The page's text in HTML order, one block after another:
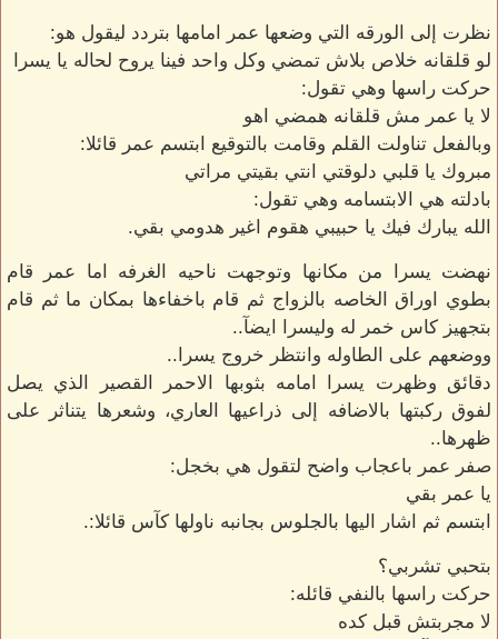
نظرت إلى الورقه التي وضعها عمر امامها بتردد ليقول هو:
لو قلقانه خلاص بلاش تمضي وكل واحد فينا يروح لحاله يا يسرا
حركت راسها وهي تقول:
لا يا عمر مش قلقانه همضي اهو
وبالفعل تناولت القلم وقامت بالتوقيع ابتسم عمر قائلا:
مبروك يا قلبي دلوقتي انتي بقيتي مراتي
بادلته هي الابتسامه وهي تقول:
الله يبارك فيك يا حبيبي هقوم اغير هدومي بقي.
نهضت يسرا من مكانها وتوجهت ناحيه الغرفه اما عمر قام
بطوي اوراق الخاصه بالزواج ثم قام باخفاءها بمكان ما ثم قام
بتجهيز كاس خمر له وليسرا ايضآ..
ووضعهم على الطاوله وانتظر خروج يسرا..
دقائق وظهرت يسرا امامه بثوبها الاحمر القصير الذي يصل
لفوق ركبتها بالاضافه إلى ذراعيها العاري، وشعرها يتناثر على
ظهرها..
صفر عمر باعجاب واضح لتقول هي بخجل:
يا عمر بقي
ابتسم ثم اشار اليها بالجلوس بجانبه ناولها كآس قائلا:.
بتحبي تشربي؟
حركت راسها بالنفي قائله:
لا مجربتش قبل كده